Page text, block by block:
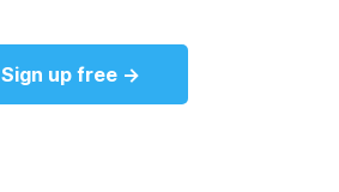
Sign up free →